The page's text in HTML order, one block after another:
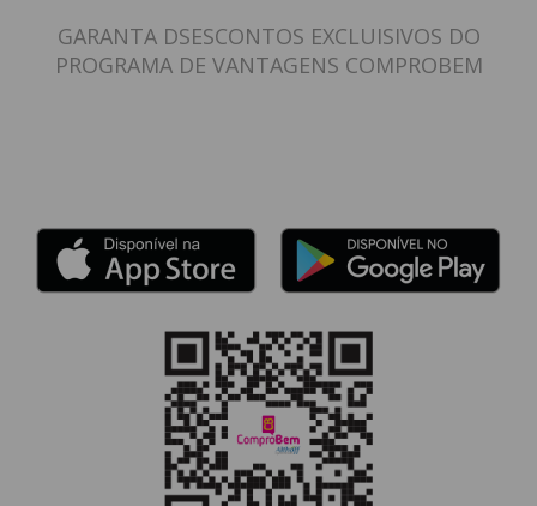
GARANTA DSESCONTOS EXCLUISIVOS DO
PROGRAMA DE VANTAGENS COMPROBEM